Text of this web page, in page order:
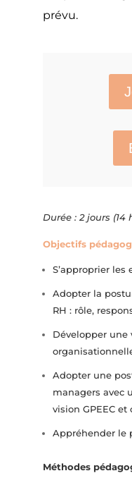
prévu.
Durée : 2 jours (14
Objectifs
S’approprier
Adopter la
RH : rôle,
Développer une
Adopter une
managers avec
vision GPEEC
Appréhender le
Méthodes